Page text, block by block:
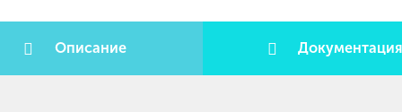
Описание Документация